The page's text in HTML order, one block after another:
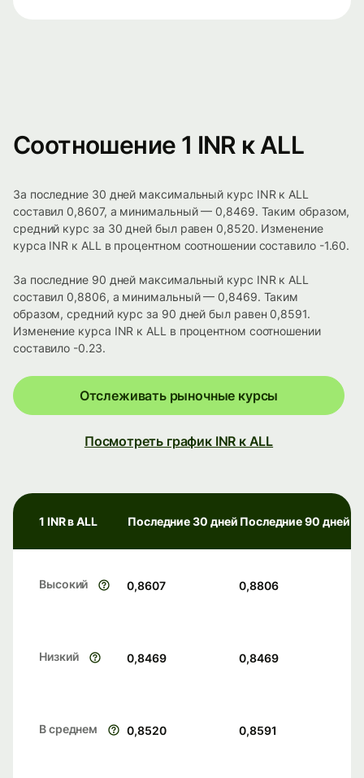
Соотношение 1 INR к ALL
За последние 30 дней максимальный курс INR к ALL
составил 0,8607, а минимальный — 0,8469. Таким образом,
средний курс за 30 дней был равен 0,8520. Изменение
курса INR к ALL в процентном соотношении составило -1.60.
За последние 90 дней максимальный курс INR к ALL
составил 0,8806, а минимальный — 0,8469. Таким
образом, средний курс за 90 дней был равен 0,8591.
Изменение курса INR к ALL в процентном соотношении
составило -0.23.
Отслеживать рыночные курсы
Посмотреть график INR к ALL
1 INR в ALL Последние 30 дней Последние 90 дней
Высокий 0,8607 0,8806
Низкий 0,8469 0,8469
В среднем 0,8520 0,8591